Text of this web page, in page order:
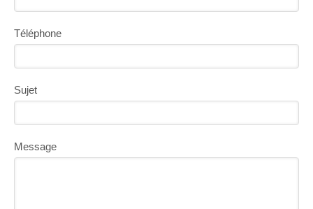
Téléphone
Sujet
Message